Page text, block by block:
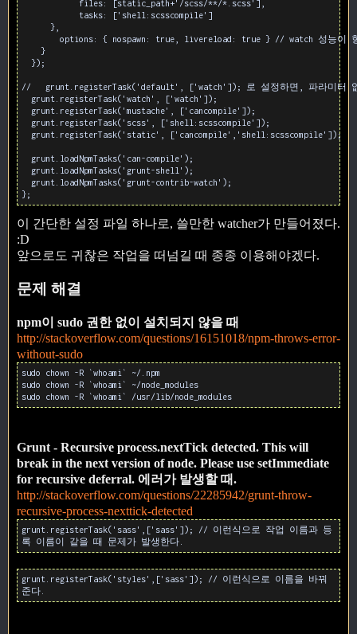
            files: [static_path+'/scss/**/*.scss'],
            tasks: ['shell:scsscompile']
      },
options: { nospawn: true, livereload: true } // watch 성능이
    }
  });
//   grunt.registerTask('default', ['watch']); 로 설정하면, 파라미터 없
  grunt.registerTask('watch', ['watch']);
  grunt.registerTask('mustache', ['cancompile']);
  grunt.registerTask('scss', ['shell:scsscompile']);
  grunt.registerTask('static', ['cancompile','shell:scsscompile']);
  grunt.loadNpmTasks('can-compile');
  grunt.loadNpmTasks('grunt-shell');
  grunt.loadNpmTasks('grunt-contrib-watch');
};
이 간단한 설정 파일 하나로, 쓸만한 watcher가 만들어졌다.
:D
앞으로도 귀찮은 작업을 떠넘길 때 종종 이용해야겠다.
문제 해결
npm이 sudo 권한 없이 설치되지 않을 때
http://stackoverflow.com/questions/16151018/npm-throws-error-
without-sudo
sudo chown -R `whoami` ~/.npm
sudo chown -R `whoami` ~/node_modules
sudo chown -R `whoami` /usr/lib/node_modules
Grunt - Recursive process.nextTick detected. This will
break in the next version of node. Please use setImmediate
for recursive deferral. 에러가 발생할 때.
http://stackoverflow.com/questions/22285942/grunt-throw-
recursive-process-nexttick-detected
grunt.registerTask('sass',['sass']); // 이런식으로 작업 이름과 등
록 이름이 같을 때 문제가 발생한다.
grunt.registerTask('styles',['sass']); // 이런식으로 이름을 바꿔
준다.